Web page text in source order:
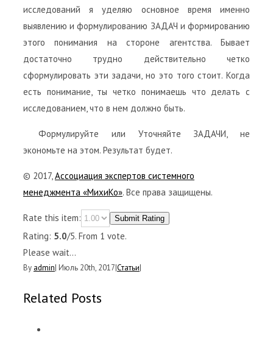
исследований я уделяю основное время именно
выявлению и формулированию ЗАДАЧ и формированию
этого понимания на стороне агентства. Бывает
достаточно трудно действительно четко
сформулировать эти задачи, но это того стоит. Когда
есть понимание, ты четко понимаешь что делать с
исследованием, что в нем должно быть.
Формулируйте или Уточняйте ЗАДАЧИ, не
экономьте на этом. Результат будет.
© 2017,Ассоциация экспертов системного
менеджмента «МихиКо». Все права защищены.
Rate this item: Submit Rating
Rating: 5.0/5. From 1 vote.
Please wait...
By admin| Июль 20th, 2017|Статьи|
Related Posts